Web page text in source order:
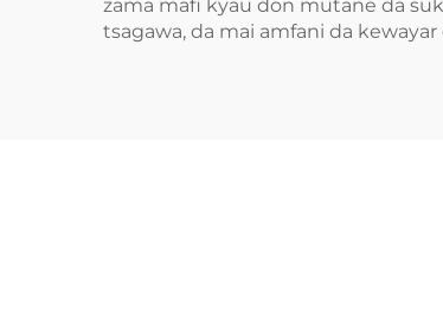
zama mafi kyau don mutane da
tsagawa, da mai amfani da